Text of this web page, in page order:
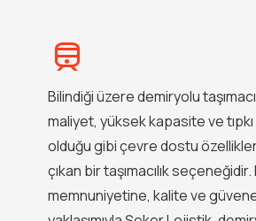
Bilindiği üzere demiryolu
maliyet, yüksek kapasite ve
olduğu gibi çevre dostu
çıkan bir taşımacılık
memnuniyetine, kalite ve